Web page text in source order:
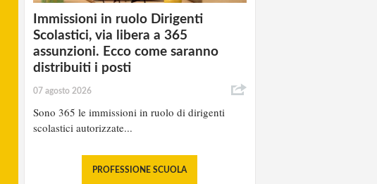
Immissioni in ruolo Dirigenti
Scolastici, via libera a 365
assunzioni. Ecco come saranno
distribuiti i posti
07 agosto 2026
Sono 365 le immissioni in ruolo di dirigenti
scolastici autorizzate...
PROFESSIONE SCUOLA